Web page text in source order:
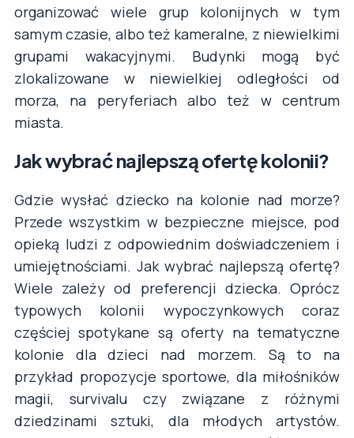
organizować wiele grup kolonijnych w tym
samym czasie, albo też kameralne, z niewielkimi
grupami wakacyjnymi. Budynki mogą być
zlokalizowane w niewielkiej odległości od
morza, na peryferiach albo też w centrum
miasta.
Jak wybrać najlepszą ofertę kolonii?
Gdzie wysłać dziecko na kolonie nad morze?
Przede wszystkim w bezpieczne miejsce, pod
opieką ludzi z odpowiednim doświadczeniem i
umiejętnościami. Jak wybrać najlepszą ofertę?
Wiele zależy od preferencji dziecka. Oprócz
typowych kolonii wypoczynkowych coraz
częściej spotykane są oferty na tematyczne
kolonie dla dzieci nad morzem. Są to na
przykład propozycje sportowe, dla miłośników
magii, survivalu czy związane z różnymi
dziedzinami sztuki, dla młodych artystów.